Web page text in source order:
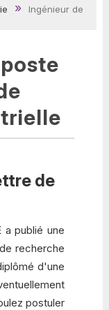
Ingénieur de
de
a publié une
recherche
d'une
postuler